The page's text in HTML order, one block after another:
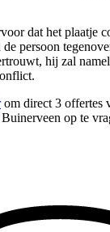
dat het plaatje
persoon
hij zal
om direct 3 offertes
op te